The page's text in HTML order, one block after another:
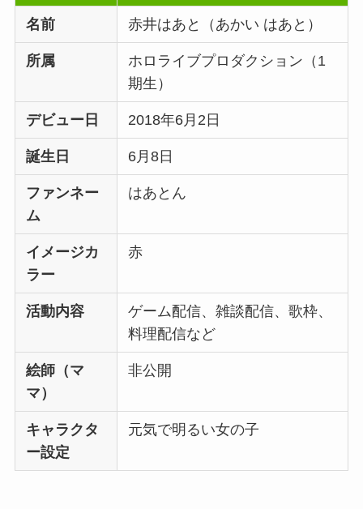
名前 赤井はあと（あかい はあと）
所属
ホロライブプロダクション（1
期生）
デビュー日 2018年6月2日
誕生日 6月8日
ファンネー
ム
はあとん
イメージカ
ラー
赤
活動内容
ゲーム配信、雑談配信、歌枠、
料理配信など
絵師（マ
マ）
非公開
キャラクタ
ー設定
元気で明るい女の子